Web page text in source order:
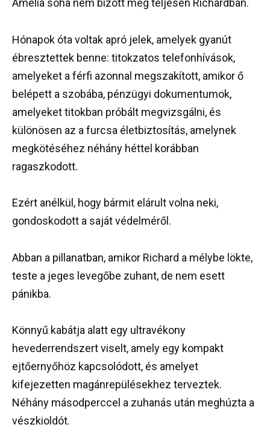
Amelia soha nem bízott meg teljesen Richardban.
Hónapok óta voltak apró jelek, amelyek gyanút
ébresztettek benne: titokzatos telefonhívások,
amelyeket a férfi azonnal megszakított, amikor ő
belépett a szobába, pénzügyi dokumentumok,
amelyeket titokban próbált megvizsgálni, és
különösen az a furcsa életbiztosítás, amelynek
megkötéséhez néhány héttel korábban
ragaszkodott.
Ezért anélkül, hogy bármit elárult volna neki,
gondoskodott a saját védelméről.
Abban a pillanatban, amikor Richard a mélybe lökte,
teste a jeges levegőbe zuhant, de nem esett
pánikba.
Könnyű kabátja alatt egy ultravékony
hevederrendszert viselt, amely egy kompakt
ejtőernyőhöz kapcsolódott, és amelyet
kifejezetten magánrepülésekhez terveztek.
Néhány másodperccel a zuhanás után meghúzta a
vészkioldót.